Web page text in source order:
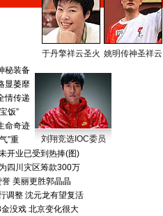
于丹擎祥云圣火 姚明传神圣祥云
秘装备
显萎靡
情传递
饭”
命奇迹
”重
刘翔竞选IOC委员
开业已受到热捧(图)
四川灾区筹款300万
誉 美丽更胜郭晶晶
调整 沈元龙有望复活
没戏 北京变化很大